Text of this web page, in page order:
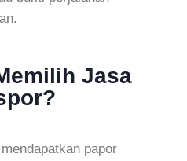
Jasa
papor